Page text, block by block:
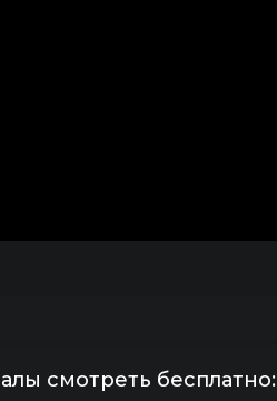
смотреть бесплатно: